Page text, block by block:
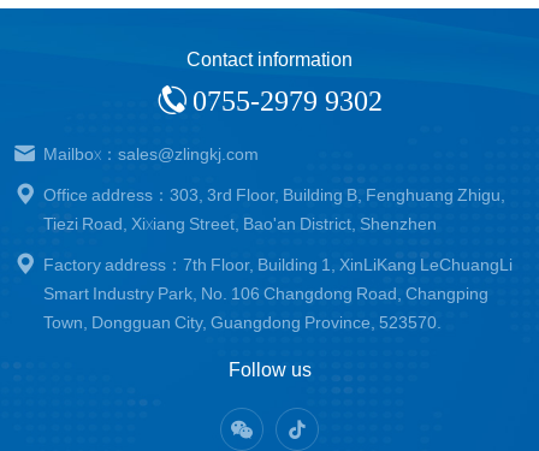
Contact information
0755-2979 9302
Mailbox：sales@zlingkj.com
Office address：303, 3rd Floor, Building B, Fenghuang Zhigu,
Tiezi Road, Xixiang Street, Bao'an District, Shenzhen
Factory address：7th Floor, Building 1, XinLiKang LeChuangLi
Smart Industry Park, No. 106 Changdong Road, Changping
Town, Dongguan City, Guangdong Province, 523570.
Follow us